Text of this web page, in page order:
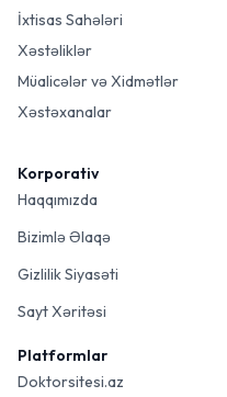
İxtisas Sahələri
Xəstəliklər
Müalicələr və Xidmətlər
Xəstəxanalar
Korporativ
Haqqımızda
Bizimlə Əlaqə
Gizlilik Siyasəti
Sayt Xəritəsi
Platformlar
Doktorsitesi.az